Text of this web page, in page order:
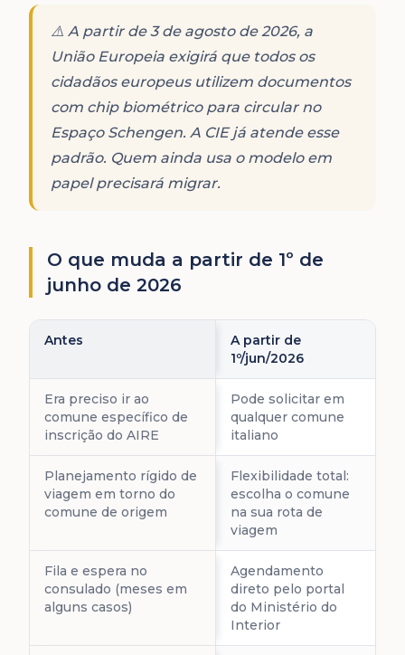
⚠️ A partir de 3 de agosto de 2026, a
União Europeia exigirá que todos os
cidadãos europeus utilizem documentos
com chip biométrico para circular no
Espaço Schengen. A CIE já atende esse
padrão. Quem ainda usa o modelo em
papel precisará migrar.
O que muda a partir de 1º de
junho de 2026
Antes
A partir de
1º/jun/2026
Era preciso ir ao
comune específico de
inscrição do AIRE
Pode solicitar em
qualquer comune
italiano
Planejamento rígido de
viagem em torno do
comune de origem
Flexibilidade total:
escolha o comune
na sua rota de
viagem
Fila e espera no
consulado (meses em
alguns casos)
Agendamento
direto pelo portal
do Ministério do
Interior